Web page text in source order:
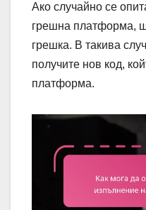
Ако случайно се
грешна платформа,
грешка. В такива
получите нов код,
платформа.